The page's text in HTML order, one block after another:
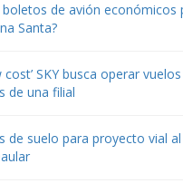
de avión económicos
Santa?
cost’ SKY busca operar
de una filial
de suelo para proyecto vial